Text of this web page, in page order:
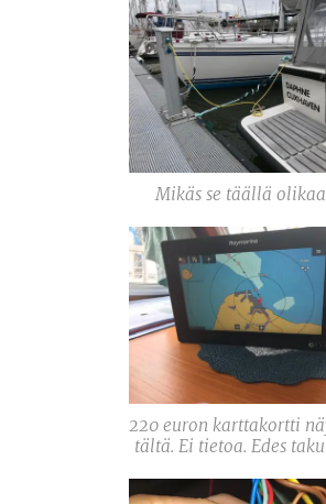
Mikäs se täällä
220 euron karttakortti
tältä. Ei tietoa. Edes